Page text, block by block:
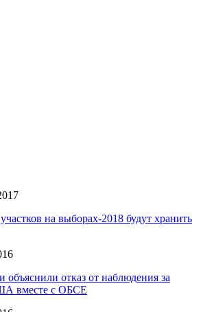
на выборах-2018 будут хранить
отказ от наблюдения за
вместе с ОБСЕ